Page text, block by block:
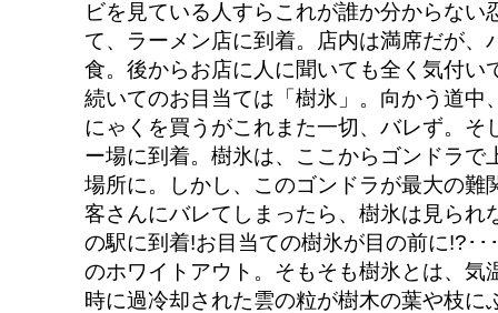
ビを見ている人すらこれが誰か分からない
て、ラーメン店に到着。店内は満席だが、
食。後からお店に人に聞いても全く気付い
続いてのお目当ては「樹氷」。向かう道中
にゃくを買うがこれまた一切、バレず。そ
ー場に到着。樹氷は、ここからゴンドラで
場所に。しかし、このゴンドラが最大の難
客さんにバレてしまったら、樹氷は見ら
の駅に到着!お目当ての樹氷が目の前に!?･･
のホワイトアウト。そもそも樹氷とは、気
時に過冷却された雲の粒が樹木の葉や枝に